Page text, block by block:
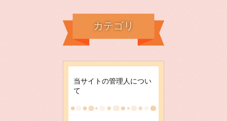
カテゴリ
当サイトの管理人につい
て